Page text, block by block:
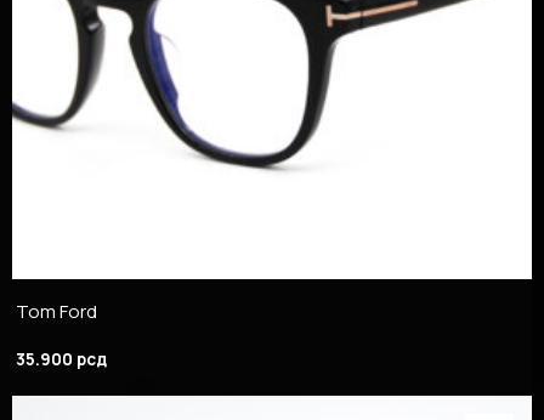
Tom Ford
35.900 рсд